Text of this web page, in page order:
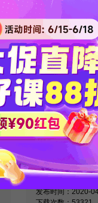
关注新东
回复【考
医学考博
心基础词
发布时间：2020-